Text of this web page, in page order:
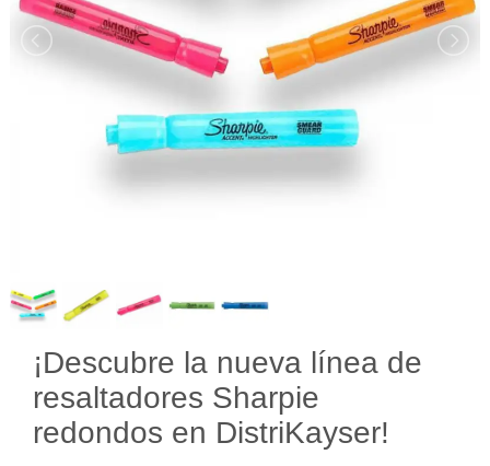
¡Descubre la nueva línea de
resaltadores Sharpie
redondos en DistriKayser!